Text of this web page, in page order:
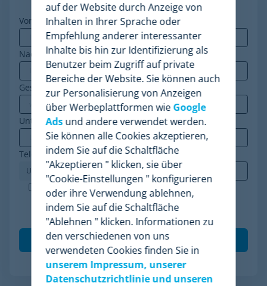
Vorname*
Nachname
Geschäfts-E-Mail
Unternehmen*
Telefon*
Minderest ist ein nach ISO-27001 zertifiziertes
Unternehmen. Ich akzeptiere die Verarbeitung
meiner Daten gemäß der
Datenschutzrichtlinie
auf der Website durch Anzeige von
Inhalten in Ihrer Sprache oder
Empfehlung anderer interessanter
Inhalte bis hin zur Identifizierung als
Benutzer beim Zugriff auf private
Bereiche der Website. Sie können auch
zur Personalisierung von Anzeigen
über Werbeplattformen wie Google
Adsund andere verwendet werden.
Sie können alle Cookies akzeptieren,
indem Sie auf die Schaltfläche
"Akzeptieren " klicken, sie über
"Cookie-Einstellungen " konfigurieren
oder ihre Verwendung ablehnen,
indem Sie auf die Schaltfläche
"Ablehnen " klicken. Informationen zu
den verschiedenen von uns
verwendeten Cookies finden Sie in
unserem Impressum, unserer
Datenschutzrichtlinie und unseren